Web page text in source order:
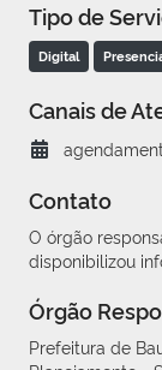
Tipo de
Digital
Canais de
Contato
O órgão
disponibilizou
Órgão
Prefeitura de